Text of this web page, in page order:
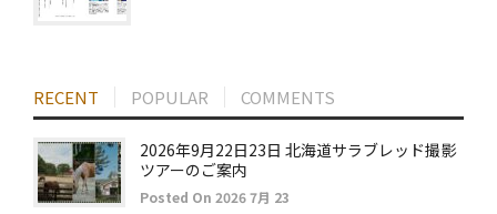
RECENT POPULAR COMMENTS
2026年9月22日23日 北海道サラブレッド撮影
ツアーのご案内
Posted On 2026 7月 23